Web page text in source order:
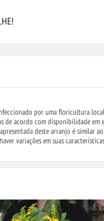
por uma floricultura
de acordo com disponibilidade em
deste arranjo é similar
variações em suas